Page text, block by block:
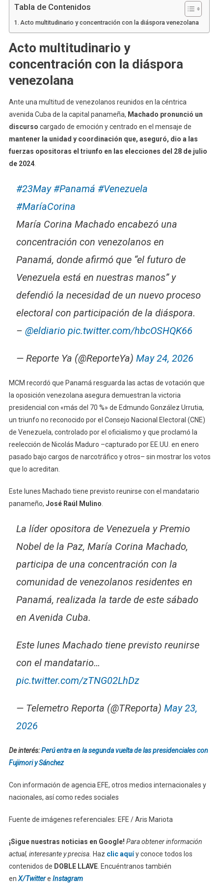
Tabla de Contenidos
Acto multitudinario y concentración con la diáspora venezolana
Acto multitudinario y
concentración con la diáspora
venezolana
Ante una multitud de venezolanos reunidos en la céntrica
avenida Cuba de la capital panameña, Machado pronunció un
discurso cargado de emoción y centrado en el mensaje de
mantener la unidad y coordinación que, aseguró, dio a las
fuerzas opositoras el triunfo en las elecciones del 28 de julio
de 2024.
#23May #Panamá #Venezuela
#MaríaCorina
María Corina Machado encabezó una
concentración con venezolanos en
Panamá, donde afirmó que “el futuro de
Venezuela está en nuestras manos” y
defendió la necesidad de un nuevo proceso
electoral con participación de la diáspora.
– @eldiario pic.twitter.com/hbcOSHQK66
— Reporte Ya (@ReporteYa) May 24, 2026
MCM recordó que Panamá resguarda las actas de votación que
la oposición venezolana asegura demuestran la victoria
presidencial con «más del 70 %» de Edmundo González Urrutia,
un triunfo no reconocido por el Consejo Nacional Electoral (CNE)
de Venezuela, controlado por el oficialismo y que proclamó la
reelección de Nicolás Maduro –capturado por EE.UU. en enero
pasado bajo cargos de narcotráfico y otros– sin mostrar los votos
que lo acreditan.
Este lunes Machado tiene previsto reunirse con el mandatario
panameño, José Raúl Mulino.
La líder opositora de Venezuela y Premio
Nobel de la Paz, María Corina Machado,
participa de una concentración con la
comunidad de venezolanos residentes en
Panamá, realizada la tarde de este sábado
en Avenida Cuba.
Este lunes Machado tiene previsto reunirse
con el mandatario…
pic.twitter.com/zTNG02LhDz
— Telemetro Reporta (@TReporta) May 23,
2026
De interés:Perú entra en la segunda vuelta de las presidenciales con
Fujimori y Sánchez
Con información de agencia EFE, otros medios internacionales y
nacionales, así como redes sociales
Fuente de imágenes referenciales: EFE / Aris Mariota
¡Sigue nuestras noticias en Google! Para obtener información
actual, interesante y precisa. Haz clic aquíy conoce todos los
contenidos de DOBLE LLAVE. Encuéntranos también
enX/Twittere Instagram